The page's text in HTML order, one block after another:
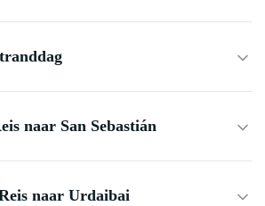
naar San Sebastián
naar Urdaibai